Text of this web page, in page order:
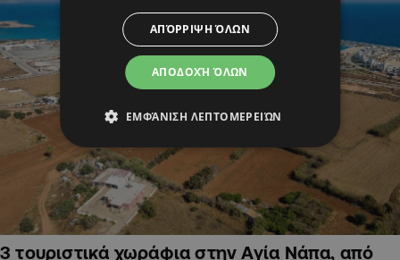
3 τουριστικά χωράφια στην Αγία Νάπα, από
ΑΠΟΔΟΧΉ ΌΛΩΝ
ΑΠΌΡΡΙΨΗ ΌΛΩΝ
ΕΜΦΆΝΙΣΗ ΛΕΠΤΟΜΕΡΕΙΏΝ